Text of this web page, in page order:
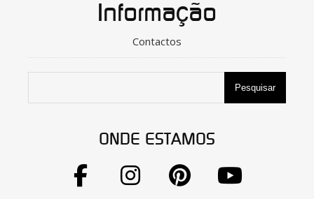
Informação
Contactos
Pesquisar
ONDE ESTAMOS